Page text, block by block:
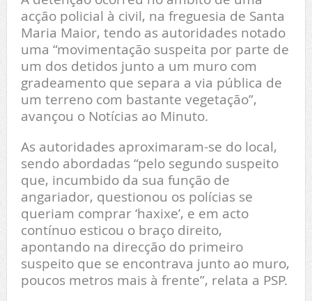
acção policial à civil, na freguesia de Santa
Maria Maior, tendo as autoridades notado
uma “movimentação suspeita por parte de
um dos detidos junto a um muro com
gradeamento que separa a via pública de
um terreno com bastante vegetação”,
avançou o Notícias ao Minuto.
As autoridades aproximaram-se do local,
sendo abordadas “pelo segundo suspeito
que, incumbido da sua função de
angariador, questionou os polícias se
queriam comprar ‘haxixe’, e em acto
contínuo esticou o braço direito,
apontando na direcção do primeiro
suspeito que se encontrava junto ao muro,
poucos metros mais à frente”, relata a PSP.